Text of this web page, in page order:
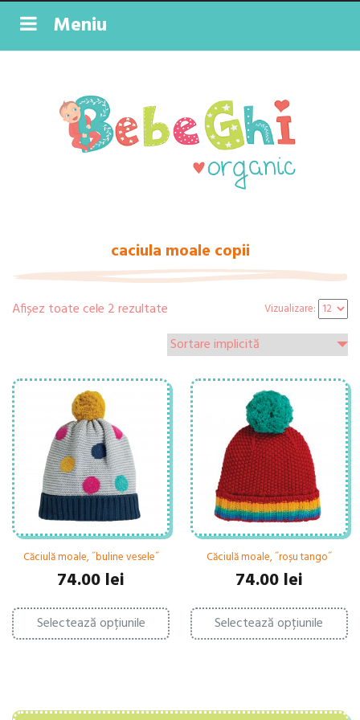
Meniu
caciula moale copii
Afișez toate cele 2 rezultate Vizualizare:
Căciulă moale, ˝buline vesele˝
74.00 lei
Selectează opțiunile
Acest
produs
are
pot
Căciulă moale, ˝roșu tango˝
74.00 lei
Selectează opțiunile